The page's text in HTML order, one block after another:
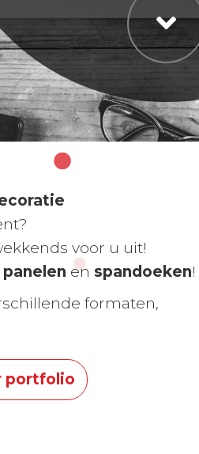
voor u uit!
panelen en spandoeken!
formaten,
portfolio